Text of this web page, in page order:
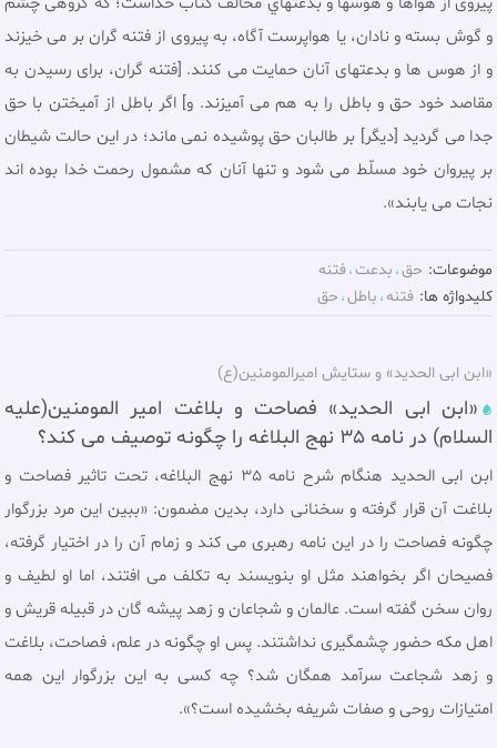
و گوش بسته و نادان، يا هواپرست آگاه، به پيروى از فتنه گران بر مى‏ خيزند
و از هوس‏ ها و بدعتهاى آنان حمايت مى‏ كنند. [فتنه گران، براى رسيدن به
مقاصد خود حق و باطل را به هم مى‏ آميزند. و] اگر باطل از آميختن با حق
جدا مى‏ گرديد [ديگر] بر طالبان حق پوشيده نمى‏ ماند؛ در اين حالت شيطان
بر پيروان خود مسلّط مى‏ شود و تنها آنان كه مشمول رحمت خدا بوده‏ اند
نجات مى‏ يابند».
موضوعات: حق بدعت فتنه
کلیدواژه ها: فتنه باطل حق
«ابن ابی الحديد» و ستایش امیرالمومنین(ع)
«ابن ابی الحدید» فصاحت و بلاغت امیر المومنین(علیه
السلام) در نامه 35 نهج البلاغه را چگونه توصیف می کند؟
ابن ابى الحديد هنگام شرح نامه 35 نهج البلاغه، تحت تاثیر فصاحت و
بلاغت آن قرار گرفته و سخنانی دارد، بدین مضمون: «ببین اين مرد بزرگوار
چگونه فصاحت را در اين نامه رهبرى مى كند و زمام آن را در اختيار گرفته،
فصیحان اگر بخواهند مثل او بنویسند به تکلف می افتند، اما او لطيف و
روان سخن گفته است. عالمان و شجاعان و زهد پیشه گان در قبیله قریش و
اهل مکه حضور چشمگیری نداشتند. پس او چگونه در علم، فصاحت، بلاغت
و زهد شجاعت سرآمد همگان شد؟ چه كسى به اين بزرگوار اين همه
امتيازات روحى و صفات شريفه بخشيده است؟».